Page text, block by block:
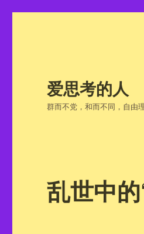
爱思考的人
群而不党，和而不同，自由
乱世中